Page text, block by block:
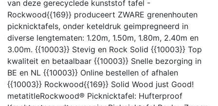
van deze gerecyclede kunststof tafel -
Rockwood{{169}} produceert ZWARE grenenhouten
picknicktafels, onder keteldruk geimpregneerd in
diverse lengtematen: 1.20m, 1.50m, 1.80m, 2.40m en
3.00m. {{10003}} Stevig en Rock Solid {{10003}} Top
kwaliteit en betaalbaar {{10003}} Snelle bezorging in
BE en NL {{10003}} Online bestellen of afhalen
{{10003}} Rockwood{{169}} Solid Wood just Good!
metatitleRockwood® Picknicktafel: Hufterproof